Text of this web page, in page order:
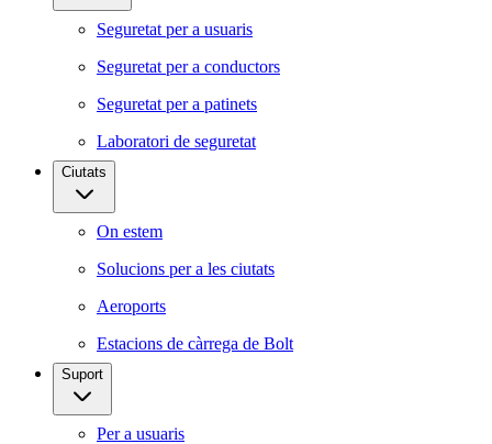
Seguretat per a usuaris
Seguretat per a conductors
Seguretat per a patinets
Laboratori de seguretat
Ciutats
On estem
Solucions per a les ciutats
Aeroports
Estacions de càrrega de Bolt
Suport
Per a usuaris